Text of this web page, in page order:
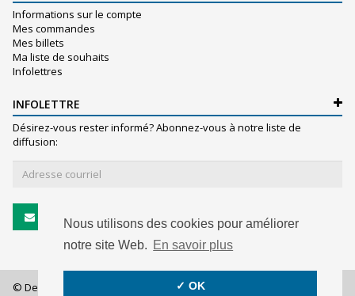
Nous utilisons des cookies pour améliorer
notre site Web. En savoir plus
✓ OK
Informations sur le compte
Mes commandes
Mes billets
Ma liste de souhaits
Infolettres
INFOLETTRE
Désirez-vous rester informé? Abonnez-vous à notre liste de
diffusion:
S'abonner
© De Witte S.A. - 2026 - All rights reserved